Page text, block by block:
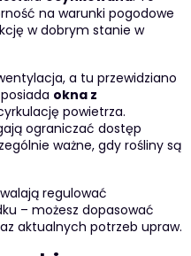
na warunki pogodowe
w dobrym stanie w
a tu przewidziano
okna z
powietrza.
ograniczać dostęp
ważne, gdy rośliny są
regulować
– możesz dopasować
aktualnych potrzeb upraw.